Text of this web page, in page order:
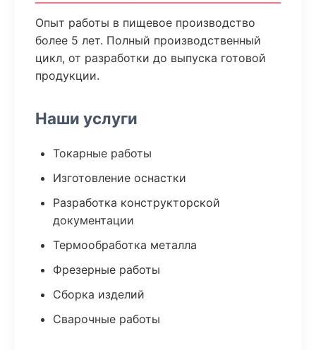
Опыт работы в пищевое производство
более 5 лет. Полный производственный
цикл, от разработки до выпуска готовой
продукции.
Наши услуги
Токарные работы
Изготовление оснастки
Разработка конструкторской
документации
Термообработка металла
Фрезерные работы
Сборка изделий
Сварочные работы